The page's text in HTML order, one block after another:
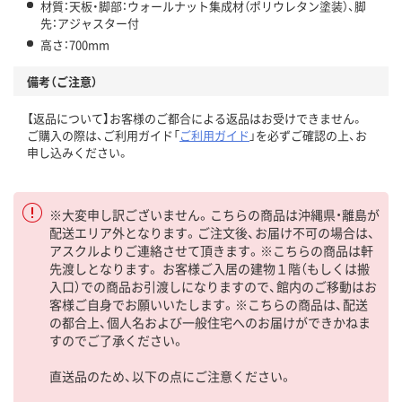
材質：天板・脚部：ウォールナット集成材（ポリウレタン塗装）、脚
先：アジャスター付
高さ：700mm
備考（ご注意）
【返品について】お客様のご都合による返品はお受けできません。
ご購入の際は、ご利用ガイド「ご利用ガイド 」を必ずご確認の上、お
申し込みください。
※大変申し訳ございません。こちらの商品は沖縄県・離島が
配送エリア外となります。ご注文後、お届け不可の場合は、
アスクルよりご連絡させて頂きます。※こちらの商品は軒
先渡しとなります。 お客様ご入居の建物１階（もしくは搬
入口）での商品お引渡しになりますので、館内のご移動はお
客様ご自身でお願いいたします。※こちらの商品は、配送
の都合上、個人名および一般住宅へのお届けができかねま
すのでご了承ください。
直送品のため、以下の点にご注意ください。